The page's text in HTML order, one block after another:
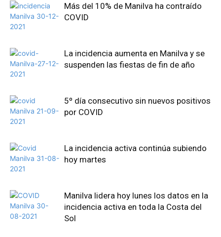
Más del 10% de Manilva ha contraído
COVID
La incidencia aumenta en Manilva y se
suspenden las fiestas de fin de año
5º día consecutivo sin nuevos positivos
por COVID
La incidencia activa continúa subiendo
hoy martes
Manilva lidera hoy lunes los datos en la
incidencia activa en toda la Costa del
Sol